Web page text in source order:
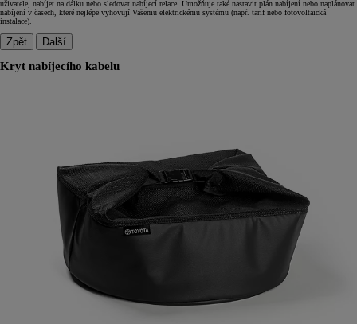
uživatele, nabíjet na dálku nebo sledovat nabíjecí relace. Umožňuje také nastavit plán nabíjení nebo naplánovat
nabíjení v časech, které nejlépe vyhovují Vašemu elektrickému systému (např. tarif nebo fotovoltaická
instalace).
Zpět Další
Kryt nabíjecího kabelu